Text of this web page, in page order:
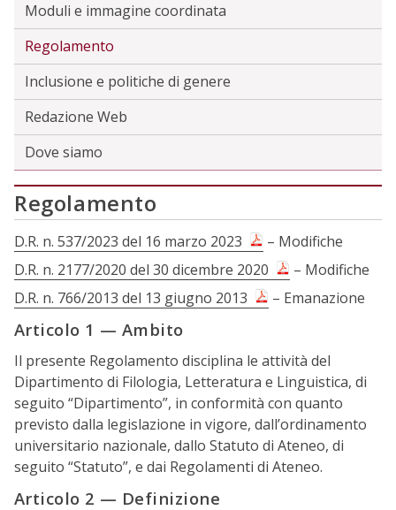
Moduli e immagine coordinata
Regolamento
Inclusione e politiche di genere
Redazione Web
Dove siamo
Regolamento
D.R. n. 537/2023 del 16 marzo 2023
– Modifiche
D.R. n. 2177/2020 del 30 dicembre 2020
– Modifiche
D.R. n. 766/2013 del 13 giugno 2013
– Emanazione
Articolo 1 — Ambito
Il presente Regolamento disciplina le attività del
Dipartimento di Filologia, Letteratura e Linguistica, di
seguito “Dipartimento”, in conformità con quanto
previsto dalla legislazione in vigore, dall’ordinamento
universitario nazionale, dallo Statuto di Ateneo, di
seguito “Statuto”, e dai Regolamenti di Ateneo.
Articolo 2 — Definizione